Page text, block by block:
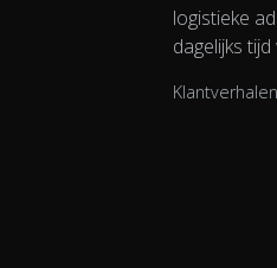
logistieke
dagelijks
Klantverhalen